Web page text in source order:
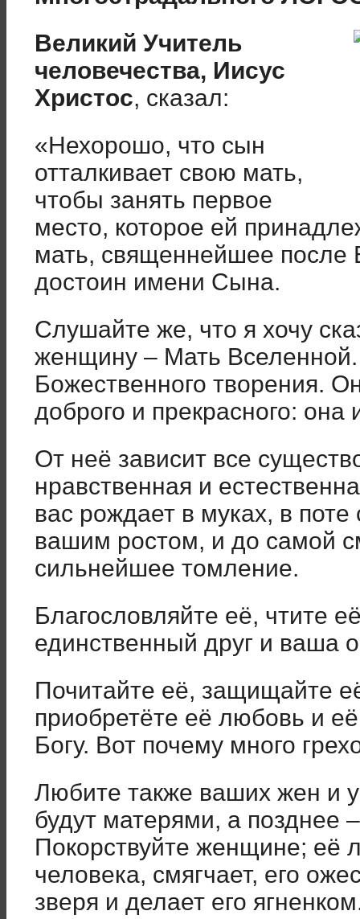
Великий Учитель
человечества, Иисус
Христос, сказал:
«Нехорошо, что сын
отталкивает свою мать,
чтобы занять первое
место, которое ей
мать, священнейшее после
достоин имени Сына.
Слушайте же, что я хочу
женщину – Мать
Божественного творения.
доброго и прекрасного: она
От неё зависит все
нравственная и
вас рождает в муках, в
вашим ростом, и до самой
сильнейшее томление.
Благословляйте её, чтите
единственный друг и ваша
Почитайте её, защищайте
приобретёте её любовь и
Богу. Вот почему много
Любите также ваших жен и
будут матерями, а позднее
Покорствуйте женщине; её
человека, смягчает, его
зверя и делает его